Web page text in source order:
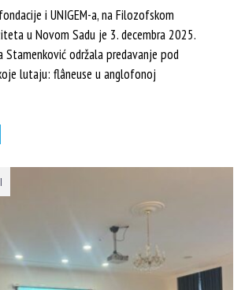
i UNIGEM-a, na Filozofskom
u Novom Sadu je 3. decembra 2025.
Stamenković održala predavanje pod
lutaju: flâneuse u anglofonoj